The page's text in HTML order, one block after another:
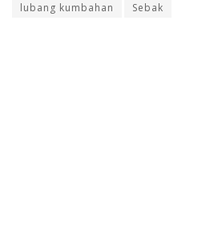
lubang kumbahan
Sebak